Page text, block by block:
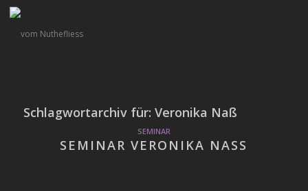
Schlagwortarchiv für: Veronika Naß
SEMINAR
SEMINAR VERONIKA NASS